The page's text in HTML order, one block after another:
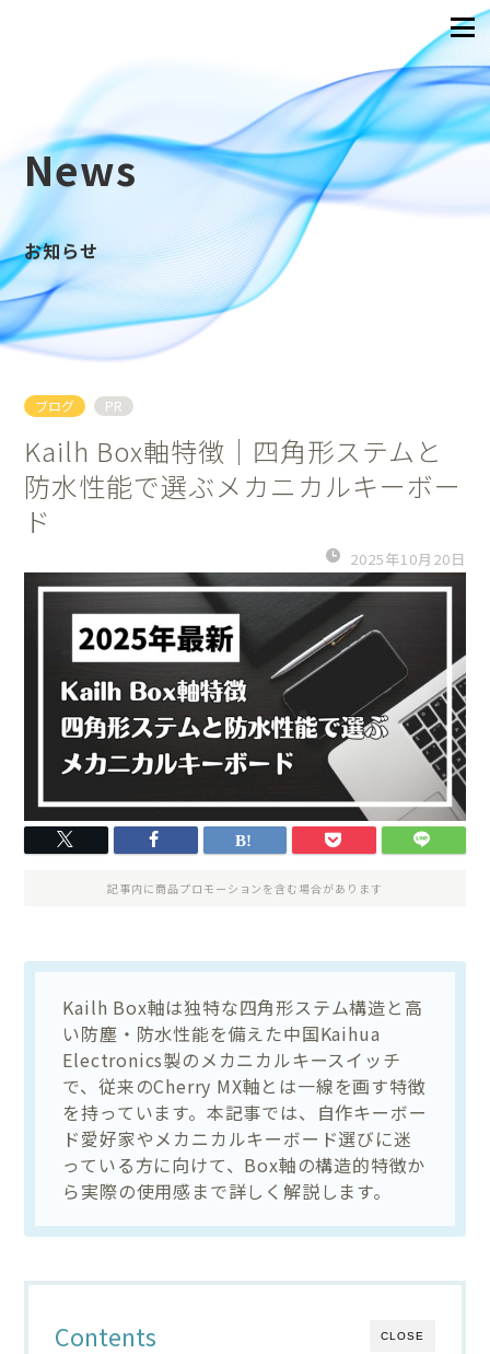
News
お知らせ
ブログ PR
Kailh Box軸特徴｜四角形ステムと
防水性能で選ぶメカニカルキーボー
ド
2025年10月20日
記事内に商品プロモーションを含む場合があります
Kailh Box軸は独特な四角形ステム構造と高
い防塵・防水性能を備えた中国Kaihua
Electronics製のメカニカルキースイッチ
で、従来のCherry MX軸とは一線を画す特徴
を持っています。本記事では、自作キーボー
ド愛好家やメカニカルキーボード選びに迷
っている方に向けて、Box軸の構造的特徴か
ら実際の使用感まで詳しく解説します。
CLOSE
Contents